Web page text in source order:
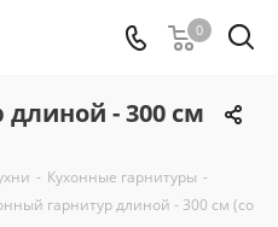
0
- 300 см
- Кухонные гарнитуры -
гарнитур длиной - 300 см (со